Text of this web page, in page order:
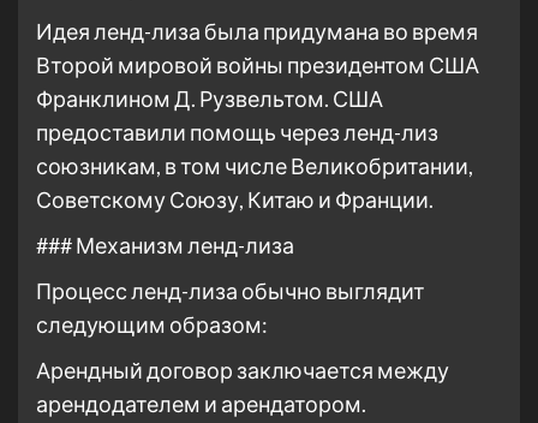
Идея ленд-лиза была придумана во время
Второй мировой войны президентом США
Франклином Д. Рузвельтом. США
предоставили помощь через ленд-лиз
союзникам, в том числе Великобритании,
Советскому Союзу, Китаю и Франции.
### Механизм ленд-лиза
Процесс ленд-лиза обычно выглядит
следующим образом:
Арендный договор заключается между
арендодателем и арендатором.